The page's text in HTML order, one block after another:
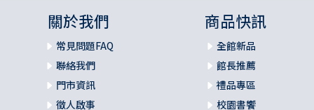
關於我們
常見問題FAQ
聯絡我們
門市資訊
徵人啟事
商品快訊
全館新品
館長推薦
禮品專區
校園書饗